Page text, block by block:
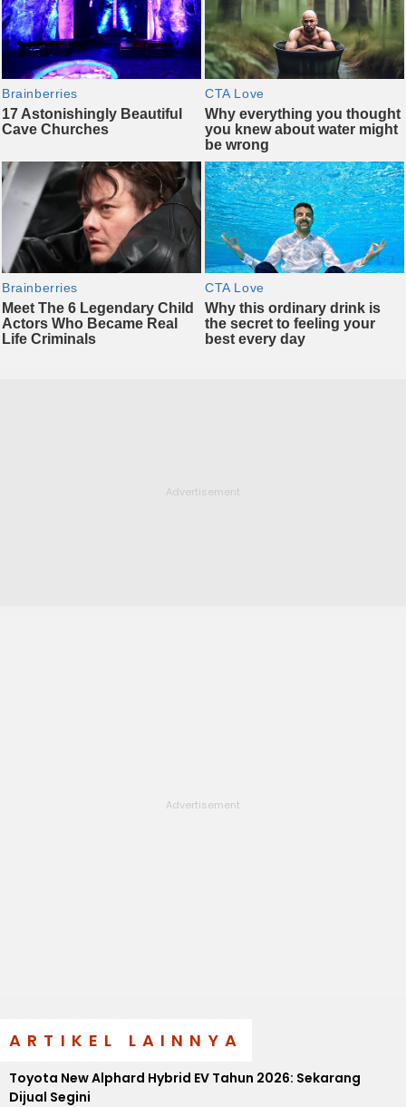
ARTIKEL LAINNYA
Toyota New Alphard Hybrid EV Tahun 2026: Sekarang
Dijual Segini